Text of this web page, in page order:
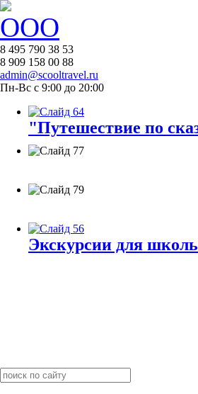
8 495 790 38 53
8 909 158 00 88
admin@scooltravel.ru
Пн-Вс с 9:00 до 20:00
"Путешествие по
Экскурсии для